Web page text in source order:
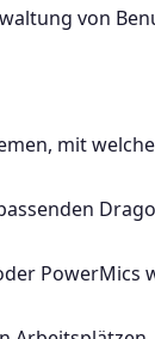
von
mit
PowerMics